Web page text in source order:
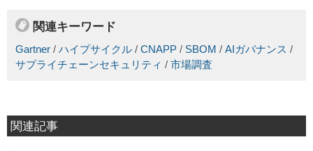
関連キーワード
Gartner / ハイプサイクル / CNAPP / SBOM / AIガバナンス /
サプライチェーンセキュリティ / 市場調査
関連記事